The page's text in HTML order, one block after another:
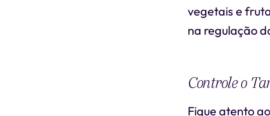
vegetais e
na regulação
Controle o
Fique atento